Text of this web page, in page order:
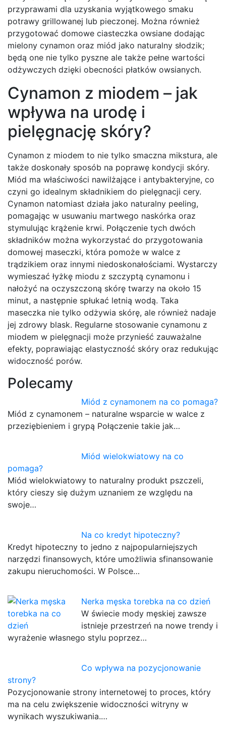
przyprawami dla uzyskania wyjątkowego smaku
potrawy grillowanej lub pieczonej. Można również
przygotować domowe ciasteczka owsiane dodając
mielony cynamon oraz miód jako naturalny słodzik;
będą one nie tylko pyszne ale także pełne wartości
odżywczych dzięki obecności płatków owsianych.
Cynamon z miodem – jak
wpływa na urodę i
pielęgnację skóry?
Cynamon z miodem to nie tylko smaczna mikstura, ale
także doskonały sposób na poprawę kondycji skóry.
Miód ma właściwości nawilżające i antybakteryjne, co
czyni go idealnym składnikiem do pielęgnacji cery.
Cynamon natomiast działa jako naturalny peeling,
pomagając w usuwaniu martwego naskórka oraz
stymulując krążenie krwi. Połączenie tych dwóch
składników można wykorzystać do przygotowania
domowej maseczki, która pomoże w walce z
trądzikiem oraz innymi niedoskonałościami. Wystarczy
wymieszać łyżkę miodu z szczyptą cynamonu i
nałożyć na oczyszczoną skórę twarzy na około 15
minut, a następnie spłukać letnią wodą. Taka
maseczka nie tylko odżywia skórę, ale również nadaje
jej zdrowy blask. Regularne stosowanie cynamonu z
miodem w pielęgnacji może przynieść zauważalne
efekty, poprawiając elastyczność skóry oraz redukując
widoczność porów.
Polecamy
Miód z cynamonem na co pomaga?
Miód z cynamonem – naturalne wsparcie w walce z
przeziębieniem i grypą Połączenie takie jak…
Miód wielokwiatowy na co
pomaga?
Miód wielokwiatowy to naturalny produkt pszczeli,
który cieszy się dużym uznaniem ze względu na
swoje…
Na co kredyt hipoteczny?
Kredyt hipoteczny to jedno z najpopularniejszych
narzędzi finansowych, które umożliwia sfinansowanie
zakupu nieruchomości. W Polsce…
Nerka męska torebka na co dzień
W świecie mody męskiej zawsze
istnieje przestrzeń na nowe trendy i
wyrażenie własnego stylu poprzez…
Co wpływa na pozycjonowanie
strony?
Pozycjonowanie strony internetowej to proces, który
ma na celu zwiększenie widoczności witryny w
wynikach wyszukiwania.…